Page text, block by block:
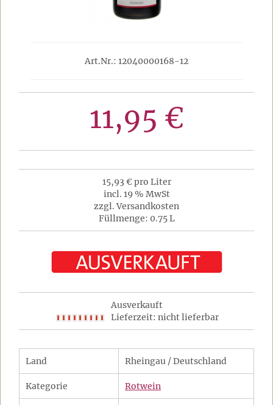
Art.Nr.: 12040000168-12
11,95 €
15,93 € pro Liter
incl. 19 % MwSt
zzgl. Versandkosten
Füllmenge: 0.75 L
Ausverkauft
Lieferzeit: nicht lieferbar
Land Rheingau / Deutschland
Kategorie Rotwein